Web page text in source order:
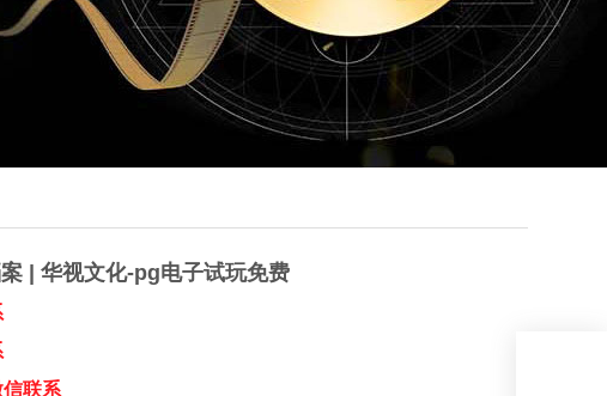
| 华视文化-pg电子试玩免费
联系